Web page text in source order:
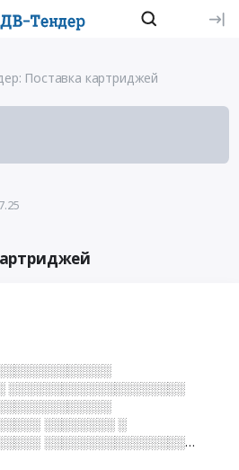
Поставка картриджей
░░░░░░░░░░░░░░░░░░░░
░░░░░░░░ ░
░░░░░░░░░░░░░░░░